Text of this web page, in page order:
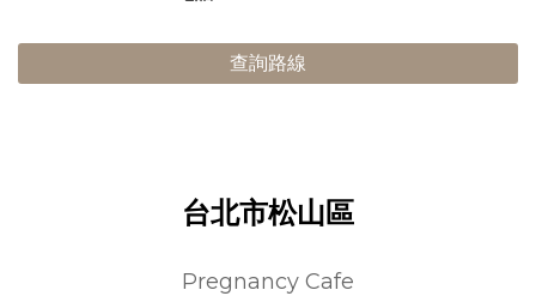
查詢路線
台北市松山區
Pregnancy Cafe